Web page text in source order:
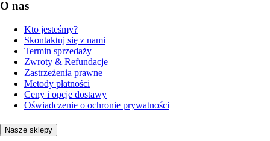
O nas
Kto jesteśmy?
Skontaktuj się z nami
Termin sprzedaży
Zwroty & Refundacje
Zastrzeżenia prawne
Metody płatności
Ceny i opcje dostawy
Oświadczenie o ochronie prywatności
Nasze sklepy